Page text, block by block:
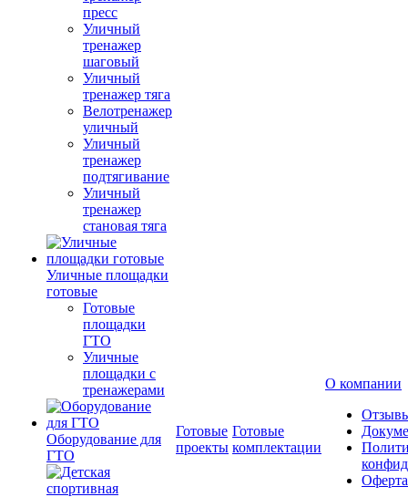
пресс
Уличный
тренажер
шаговый
Уличный
тренажер тяга
Велотренажер
уличный
Уличный
тренажер
подтягивание
Уличный
тренажер
становая тяга
Уличные площадки
готовые
Готовые
площадки
ГТО
Уличные
площадки с
тренажерами
Оборудование для
ГТО
Готовые
проекты
Готовые
комплектации
О компании
Оферта